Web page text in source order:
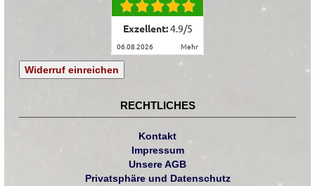
Exzellent:4.9/5
06.08.2026 mehr
Widerruf einreichen
RECHTLICHES
Kontakt
Impressum
Unsere AGB
Privatsphäre und Datenschutz